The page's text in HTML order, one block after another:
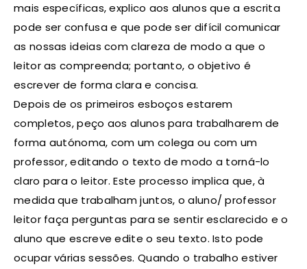
mais específicas, explico aos alunos que a escrita
pode ser confusa e que pode ser difícil comunicar
as nossas ideias com clareza de modo a que o
leitor as compreenda; portanto, o objetivo é
escrever de forma clara e concisa.
Depois de os primeiros esboços estarem
completos, peço aos alunos para trabalharem de
forma autónoma, com um colega ou com um
professor, editando o texto de modo a torná-lo
claro para o leitor. Este processo implica que, à
medida que trabalham juntos, o aluno/ professor
leitor faça perguntas para se sentir esclarecido e o
aluno que escreve edite o seu texto. Isto pode
ocupar várias sessões. Quando o trabalho estiver